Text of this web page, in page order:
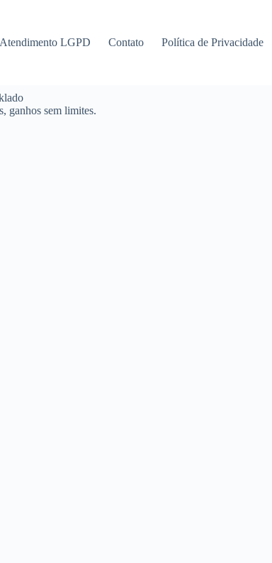
Atendimento LGPD Contato Política de Privacidade
ganhos sem limites.